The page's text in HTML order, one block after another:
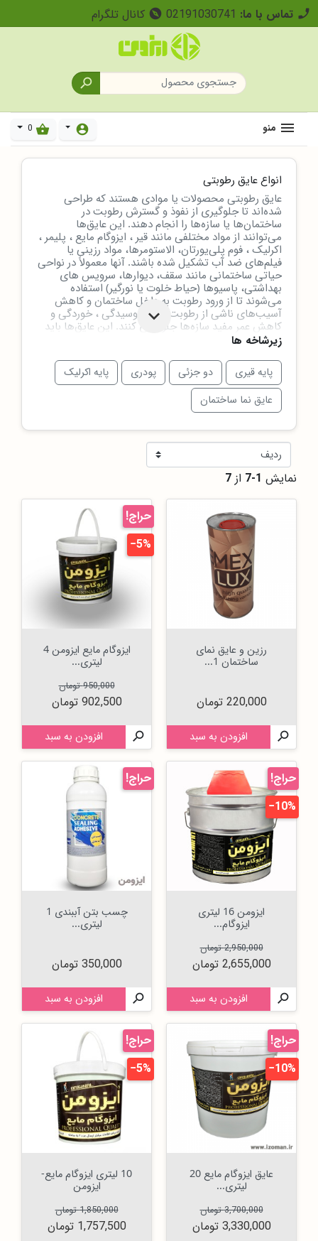
call تماس با ما: 02191030741
explore کانال تلگرام

منو account_circle
shopping_basket
0
انواع عایق رطوبتی
عایق رطوبتی محصولات یا موادی هستند که طراحی
شده‌اند تا جلوگیری از نفوذ و گسترش رطوبت در
ساختمان‌ها یا سازه‌ها را انجام دهند. این عایق‌ها
می‌توانند از مواد مختلفی مانند قیر ، ایزوگام مایع ، پلیمر ،
اکرلیک ، فوم پلی‌یورتان، الاستومرها، مواد رزینی یا
فیلم‌های ضد آب تشکیل شده باشند. آنها معمولاً در نواحی
حیاتی ساختمانی مانند سقف، دیوارها، سرویس های
بهداشتی، پاسیوها (حیاط خلوت یا نورگیر) استفاده
می‌شوند تا از ورود رطوبت به داخل ساختمان و کاهش
آسیب‌های ناشی از رطوبت مانند پوسیدگی ، خوردگی و
کاهش عمر مفید سازه‌ها جلوگیری کنند. این عایق‌ها باید
دارای خواصی مانند استحکام مکانیکی، انعطاف‌پذیری و
مقاومت شیمیایی مناسب باشند تا بتوانند نیازهای
مختلف ساختمانی را برآورده سازند.
زیرشاخه ها
پایه قیری دو جزئی پودری
پایه اکرلیک
عایق نما ساختمان
نمایش 1-7 از 7
رزین و عایق نمای
ساختمان 1...
قیمت
220,000 تومان
 افزودن به سبد
ایزوگام مایع ایزومن 4
لیتری...
قیمت عادی
950,000 تومان
قیمت
902,500 تومان
 افزودن به سبد
حراج!
‎−5%
ایزومن 16 لیتری
ایزوگام...
قیمت عادی
2,950,000 تومان
قیمت
2,655,000 تومان
 افزودن به سبد
حراج!
‎−10%
چسب بتن آببندی 1
لیتری...
قیمت
350,000 تومان
 افزودن به سبد
حراج!
عایق ایزوگام مایع 20
لیتری...
قیمت عادی
3,700,000 تومان
قیمت
3,330,000 تومان
حراج!
‎−10%
10 لیتری ایزوگام مایع-
ایزومن
قیمت عادی
1,850,000 تومان
قیمت
1,757,500 تومان
حراج!
‎−5%